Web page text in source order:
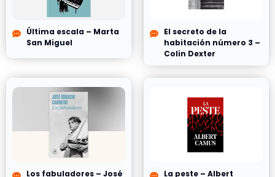
Última escala – Marta
San Miguel
El secreto de la
habitación número 3 –
Colin Dexter
Los fabuladores – José La peste – Albert